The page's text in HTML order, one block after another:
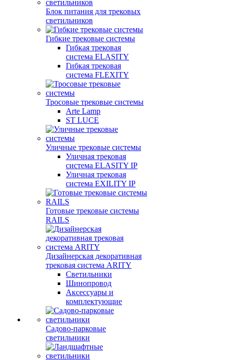
Блок питания для трековых
светильников
Гибкие трековые системы
Гибкая трековая
система ELASITY
Гибкая трековая
система FLEXITY
Тросовые трековые системы
Arte Lamp
ST LUCE
Уличные трековые системы
Уличная трековая
система ELASITY IP
Уличная трековая
система EXILITY IP
Готовые трековые системы
RAILS
Дизайнерская декоративная
трековая система ARITY
Светильники
Шинопровод
Аксессуары и
комплектующие
Садово-парковые
светильники